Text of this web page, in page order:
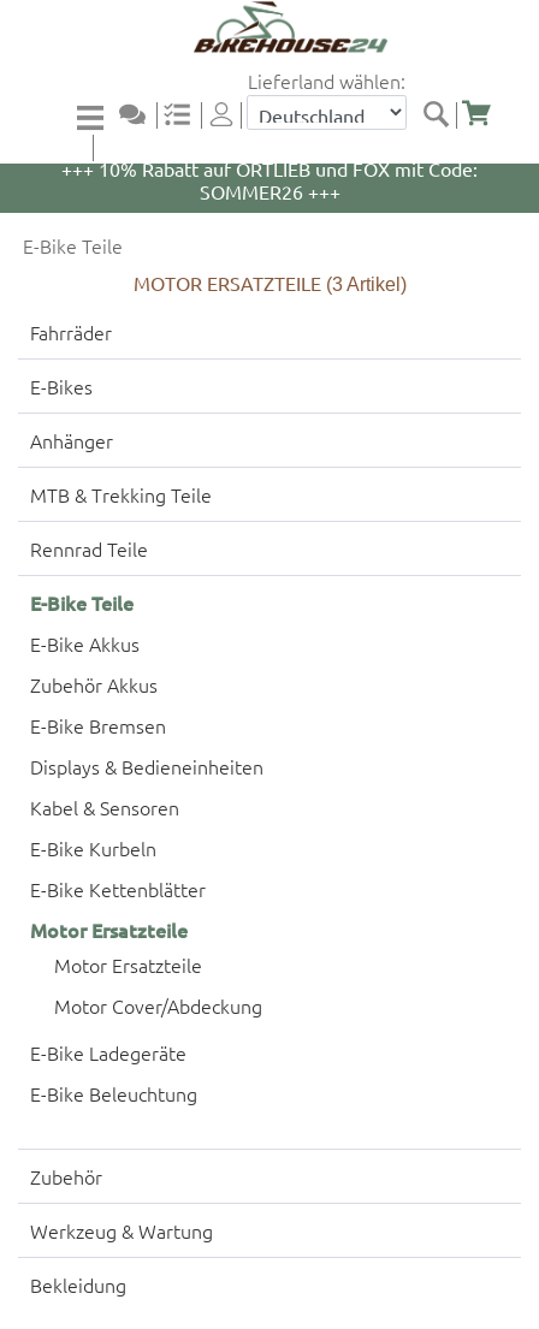
Lieferland wählen:
+++ 5% Rabatt auf WOOM Bikes und Zubehör mit
+++ 10% Rabatt auf ORTLIEB und FOX mit Code:
SOMMER26 +++
E-Bike Teile
MOTOR ERSATZTEILE (3Artikel)
Fahrräder
E-Bikes
Anhänger
MTB & Trekking Teile
Rennrad Teile
E-Bike Teile
E-Bike Akkus
Zubehör Akkus
E-Bike Bremsen
Displays & Bedieneinheiten
Kabel & Sensoren
E-Bike Kurbeln
E-Bike Kettenblätter
Motor Ersatzteile
Motor Ersatzteile
Motor Cover/Abdeckung
E-Bike Ladegeräte
E-Bike Beleuchtung
Zubehör
Werkzeug & Wartung
Bekleidung